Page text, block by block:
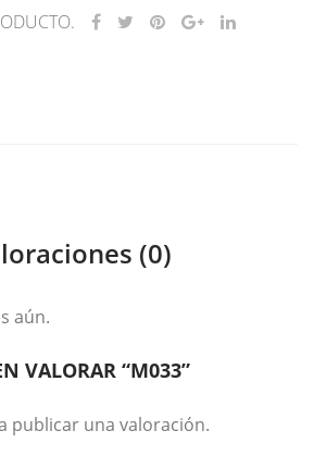
(0)
aún.
VALORAR “M033”
publicar una valoración.